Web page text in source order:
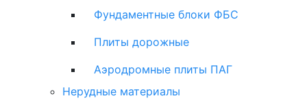
Фундаментные блоки ФБС
Плиты дорожные
Аэродромные плиты ПАГ
Нерудные материалы